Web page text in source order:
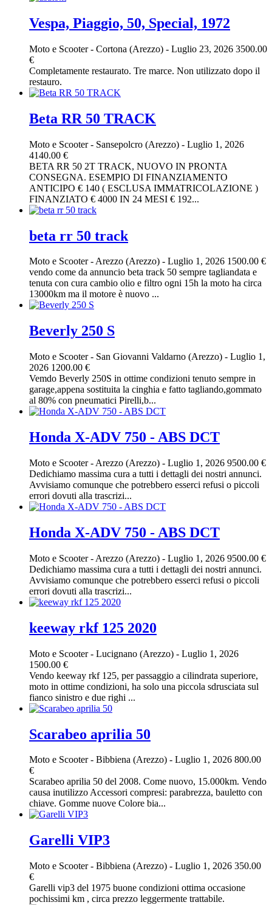
Vespa, Piaggio, 50, Special, 1972
Moto e Scooter- Cortona (Arezzo) - Luglio 23, 2026 3500.00
€
Completamente restaurato. Tre marce. Non utilizzato dopo il
restauro.
Beta RR 50 TRACK
Moto e Scooter- Sansepolcro (Arezzo) - Luglio 1, 2026
4140.00 €
BETA RR 50 2T TRACK, NUOVO IN PRONTA
CONSEGNA. ESEMPIO DI FINANZIAMENTO
ANTICIPO € 140 ( ESCLUSA IMMATRICOLAZIONE )
FINANZIATO € 4000 IN 24 MESI € 192...
beta rr 50 track
Moto e Scooter-Arezzo (Arezzo) - Luglio 1, 2026 1500.00 €
vendo come da annuncio beta track 50 sempre tagliandata e
tenuta con cura cambio olio e filtro ogni 15h la moto ha circa
13000km ma il motore è nuovo ...
Beverly 250 S
Moto e Scooter- San Giovanni Valdarno (Arezzo) - Luglio 1,
2026 1200.00 €
Vemdo Beverly 250S in ottime condizioni tenuto sempre in
garage,appena sostituita la cinghia e fatto tagliando,gommato
al 80% con pneumatici Pirelli,b...
Honda X-ADV 750 - ABS DCT
Moto e Scooter- Arezzo (Arezzo) - Luglio 1, 2026 9500.00 €
Dedichiamo massima cura a tutti i dettagli dei nostri annunci.
Avvisiamo comunque che potrebbero esserci refusi o piccoli
errori dovuti alla trascrizi...
Honda X-ADV 750 - ABS DCT
Moto e Scooter- Arezzo (Arezzo) - Luglio 1, 2026 9500.00 €
Dedichiamo massima cura a tutti i dettagli dei nostri annunci.
Avvisiamo comunque che potrebbero esserci refusi o piccoli
errori dovuti alla trascrizi...
keeway rkf 125 2020
Moto e Scooter- Lucignano (Arezzo) - Luglio 1, 2026
1500.00 €
Vendo keeway rkf 125, per passaggio a cilindrata superiore,
moto in ottime condizioni, ha solo una piccola sdrusciata sul
fianco sinistro e due righi ...
Scarabeo aprilia 50
Moto e Scooter- Bibbiena (Arezzo) - Luglio 1, 2026 800.00
€
Scarabeo aprilia 50 del 2008. Come nuovo, 15.000km. Vendo
causa inutilizzo Accessori compresi: parabrezza, bauletto con
chiave. Gomme nuove Colore bia...
Garelli VIP3
Moto e Scooter- Bibbiena (Arezzo) - Luglio 1, 2026 350.00
€
Garelli vip3 del 1975 buone condizioni ottima occasione
pochissimi km , circa prezzo leggermente trattabile.